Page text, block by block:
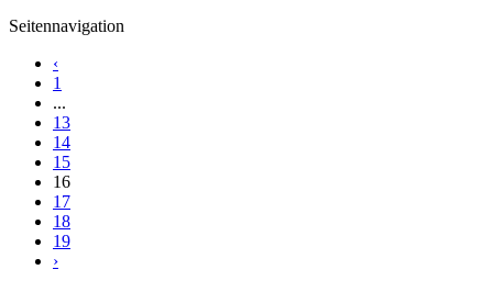
Seitennavigation
‹
1
...
13
14
15
16
17
18
19
›